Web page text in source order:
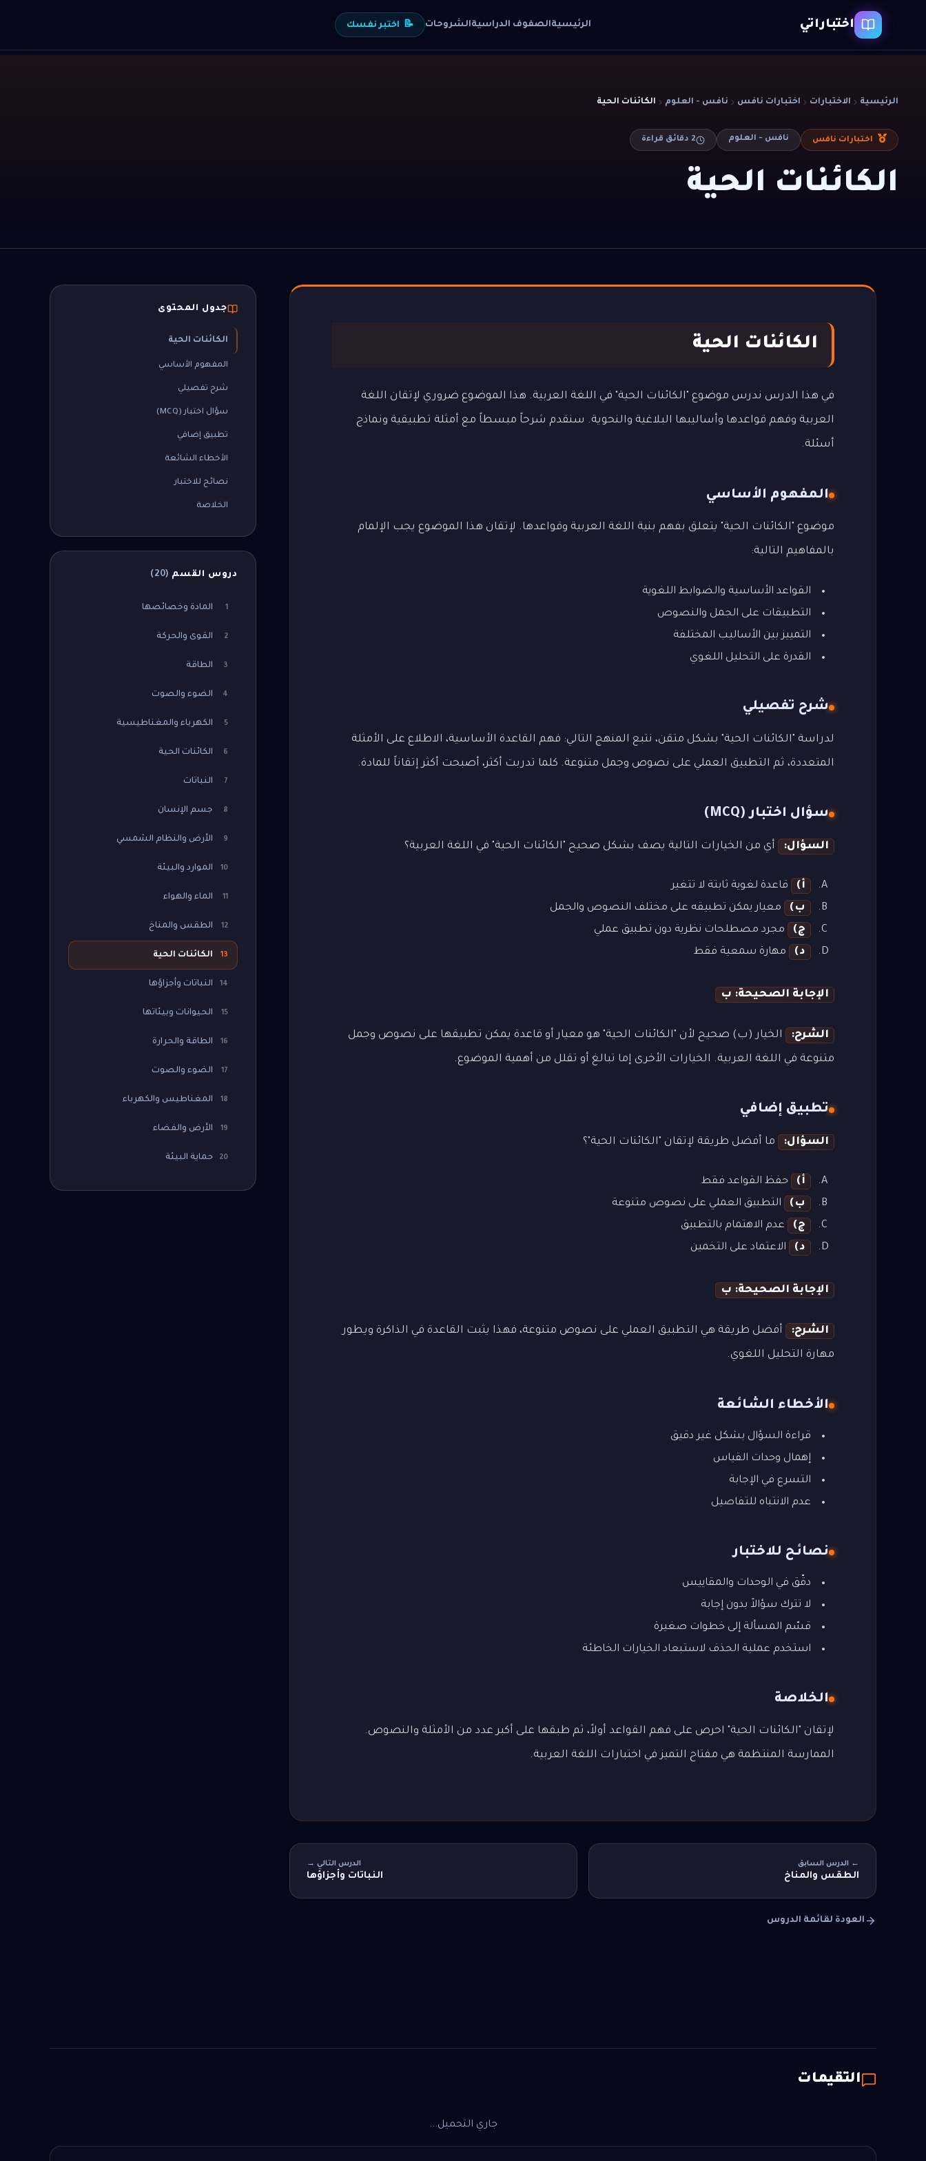
اختباراتي الرئيسيةالصفوف الدراسيةالشروحات 📝 اختبر نفسك
الرئيسية الاختبارات اختبارات نافس نافس - العلوم الكائنات الحية
اختبارات نافس نافس - العلوم 2 دقائق قراءة
الكائنات الحية
الكائنات الحية
في هذا الدرس ندرس موضوع "الكائنات الحية" في اللغة العربية. هذا الموضوع ضروري لإتقان اللغة
العربية وفهم قواعدها وأساليبها البلاغية والنحوية. سنقدم شرحاً مبسطاً مع أمثلة تطبيقية ونماذج
أسئلة.
المفهوم الأساسي
موضوع "الكائنات الحية" يتعلق بفهم بنية اللغة العربية وقواعدها. لإتقان هذا الموضوع يجب الإلمام
بالمفاهيم التالية:
القواعد الأساسية والضوابط اللغوية
التطبيقات على الجمل والنصوص
التمييز بين الأساليب المختلفة
القدرة على التحليل اللغوي
شرح تفصيلي
لدراسة "الكائنات الحية" بشكل متقن، نتبع المنهج التالي: فهم القاعدة الأساسية، الاطلاع على الأمثلة
المتعددة، ثم التطبيق العملي على نصوص وجمل متنوعة. كلما تدربت أكثر، أصبحت أكثر إتقاناً للمادة.
سؤال اختبار (MCQ)
السؤال: أي من الخيارات التالية يصف بشكل صحيح "الكائنات الحية" في اللغة العربية؟
أ)
قاعدة لغوية ثابتة لا تتغير
ب)
معيار يمكن تطبيقه على مختلف النصوص والجمل
ج)
مجرد مصطلحات نظرية دون تطبيق عملي
د)
مهارة سمعية فقط
الإجابة الصحيحة: ب
الشرح: الخيار (ب) صحيح لأن "الكائنات الحية" هو معيار أو قاعدة يمكن تطبيقها على نصوص وجمل
متنوعة في اللغة العربية. الخيارات الأخرى إما تبالغ أو تقلل من أهمية الموضوع.
تطبيق إضافي
السؤال: ما أفضل طريقة لإتقان "الكائنات الحية"؟
أ)
حفظ القواعد فقط
ب)
التطبيق العملي على نصوص متنوعة
ج)
عدم الاهتمام بالتطبيق
د)
الاعتماد على التخمين
الإجابة الصحيحة: ب
الشرح: أفضل طريقة هي التطبيق العملي على نصوص متنوعة، فهذا يثبت القاعدة في الذاكرة ويطور
مهارة التحليل اللغوي.
الأخطاء الشائعة
قراءة السؤال بشكل غير دقيق
إهمال وحدات القياس
التسرع في الإجابة
عدم الانتباه للتفاصيل
نصائح للاختبار
دقّق في الوحدات والمقاييس
لا تترك سؤالاً بدون إجابة
قسّم المسألة إلى خطوات صغيرة
استخدم عملية الحذف لاستبعاد الخيارات الخاطئة
الخلاصة
لإتقان "الكائنات الحية" احرص على فهم القواعد أولاً، ثم طبقها على أكبر عدد من الأمثلة والنصوص.
الممارسة المنتظمة هي مفتاح التميز في اختبارات اللغة العربية.
← الدرس السابق
الطقس والمناخ
الدرس التالي →
النباتات وأجزاؤها
العودة لقائمة الدروس
جدول المحتوى
الكائنات الحية
المفهوم الأساسي
شرح تفصيلي
سؤال اختبار (MCQ)
تطبيق إضافي
الأخطاء الشائعة
نصائح للاختبار
الخلاصة
دروس القسم (
20
)
1 المادة وخصائصها
2 القوى والحركة
3 الطاقة
4 الضوء والصوت
5 الكهرباء والمغناطيسية
6 الكائنات الحية
7 النباتات
8 جسم الإنسان
9 الأرض والنظام الشمسي
10 الموارد والبيئة
11 الماء والهواء
12 الطقس والمناخ
13 الكائنات الحية
14 النباتات وأجزاؤها
15 الحيوانات وبيئاتها
16 الطاقة والحرارة
17 الضوء والصوت
18 المغناطيس والكهرباء
19 الأرض والفضاء
20 حماية البيئة
التقيمات
جاري التحميل...